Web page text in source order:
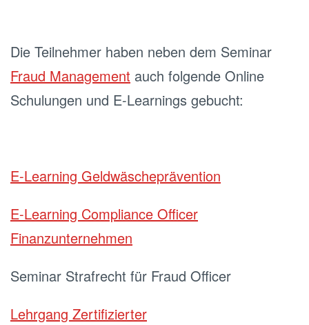
Die Teilnehmer haben neben dem Seminar
Fraud Management auch folgende Online
Schulungen und E-Learnings gebucht:
E-Learning Geldwäscheprävention
E-Learning Compliance Officer
Finanzunternehmen
Seminar Strafrecht für Fraud Officer
Lehrgang Zertifizierter